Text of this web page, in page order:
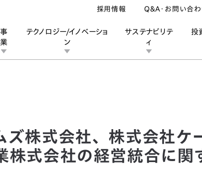
事
業
テクノロジー/イノベーショ
ン
サステナビリテ
ィ
投
採用情報 Q&A・お問い合
、株式会社ケーヒン、株式会社ショーワ及び日信工業株式会社
ズ株式会社、株式会社ケ
株式会社の経営統合に関